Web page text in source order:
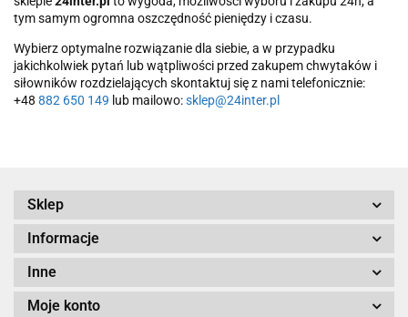
tym samym ogromna oszczędność pieniędzy i czasu.
Wybierz optymalne rozwiązanie dla siebie, a w przypadku
jakichkolwiek pytań lub wątpliwości przed zakupem chwytaków i
siłowników rozdzielających skontaktuj się z nami telefonicznie:
+48 882 650 149 lub mailowo:sklep@24inter.pl
Sklep
Informacje
Inne
Moje konto